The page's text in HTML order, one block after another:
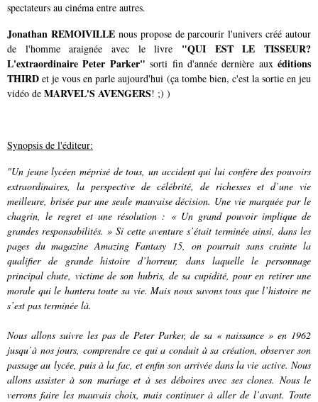
spectateurs au cinéma entre autres.
Jonathan REMOIVILLEnous propose de parcourir l'univers créé autour
de l'homme araignée avec le livre "QUI EST LE TISSEUR?
L'extraordinaire Peter Parker" sorti fin d'année dernière aux éditions
THIRD et je vous en parle aujourd'hui (ça tombe bien, c'est la sortie en jeu
vidéo de MARVEL'S AVENGERS! ;) )
Synopsis de l'éditeur:
"Un jeune lycéen méprisé de tous, un accident qui lui confère des pouvoirs
extraordinaires, la perspective de célébrité, de richesses et d’une vie
meilleure, brisée par une seule mauvaise décision. Une vie marquée par le
chagrin, le regret et une résolution : « Un grand pouvoir implique de
grandes responsabilités. » Si cette aventure s’était terminée ainsi, dans les
pages du magazineAmazing Fantasy 15, on pourrait sans crainte la
qualifier de grande histoire d’horreur, dans laquelle le personnage
principal chute, victime de son hubris, de sa cupidité, pour en retirer une
morale qui le hantera toute sa vie. Mais nous savons tous que l’histoire ne
s’est pas terminée là.
Nous allons suivre les pas de Peter Parker, de sa « naissance » en 1962
jusqu’à nos jours, comprendre ce qui a conduit à sa création, observer son
passage au lycée, puis à la fac, et enfin son arrivée dans la vie active. Nous
allons assister à son mariage et à ses déboires avec ses clones. Nous le
verrons faire les mauvais choix, mais continuer à aller de l’avant. Toute